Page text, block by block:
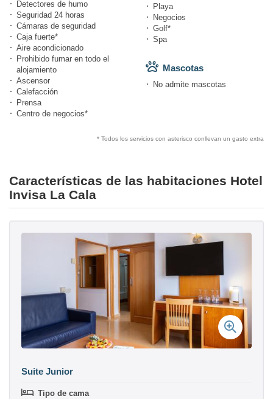
Detectores de humo
Seguridad 24 horas
Cámaras de seguridad
Caja fuerte*
Aire acondicionado
Prohibido fumar en todo el
alojamiento
Ascensor
Calefacción
Prensa
Centro de negocios*
Playa
Negocios
Golf*
Spa
Mascotas
No admite mascotas
* Todos los servicios con asterisco conllevan un gasto extra
Características de las habitaciones Hotel
Invisa La Cala
Suite Junior
Tipo de cama